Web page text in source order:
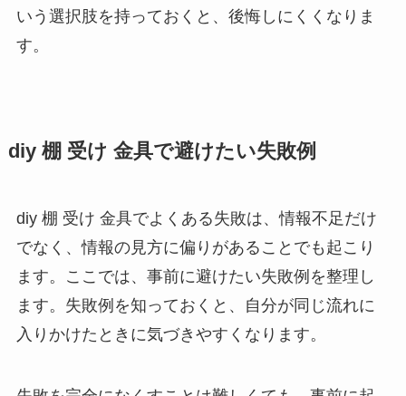
いう選択肢を持っておくと、後悔しにくくなりま
す。
diy 棚 受け 金具で避けたい失敗例
diy 棚 受け 金具でよくある失敗は、情報不足だけ
でなく、情報の見方に偏りがあることでも起こり
ます。ここでは、事前に避けたい失敗例を整理し
ます。失敗例を知っておくと、自分が同じ流れに
入りかけたときに気づきやすくなります。